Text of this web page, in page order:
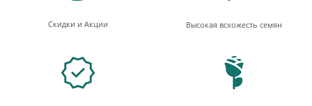
Скидки и Акции Высокая всхожесть семян